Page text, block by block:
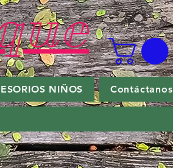
NIÑOS Contáctanos